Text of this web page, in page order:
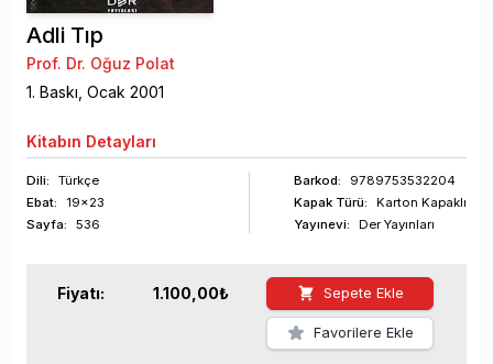
Adli Tıp
Prof. Dr. Oğuz Polat
1. Baskı, Ocak 2001
Kitabın Detayları
Dili:
Türkçe
Ebat:
19x23
Sayfa: 536
Barkod:
9789753532204
Kapak Türü:
Karton Kapaklı
Yayınevi:
Der Yayınları
Fiyatı: 1.100,00₺ Sepete Ekle
Favorilere Ekle